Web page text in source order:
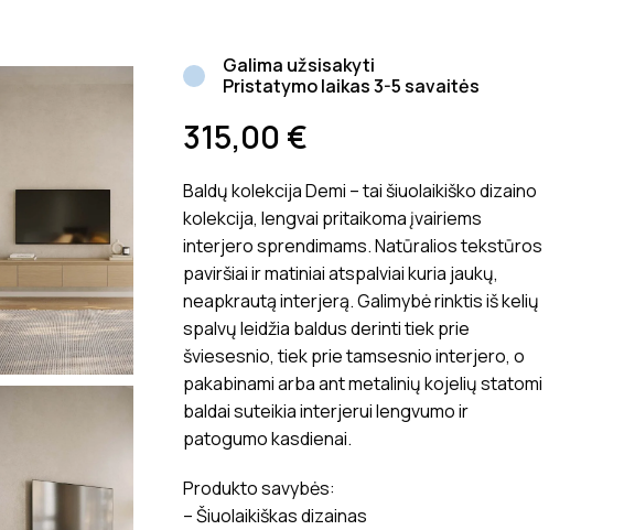
Galima užsisakyti
Pristatymo laikas 3-5 savaitės
315,00 €
Baldų kolekcija Demi – tai šiuolaikiško dizaino
kolekcija, lengvai pritaikoma įvairiems
interjero sprendimams. Natūralios tekstūros
paviršiai ir matiniai atspalviai kuria jaukų,
neapkrautą interjerą. Galimybė rinktis iš kelių
spalvų leidžia baldus derinti tiek prie
šviesesnio, tiek prie tamsesnio interjero, o
pakabinami arba ant metalinių kojelių statomi
baldai suteikia interjerui lengvumo ir
patogumo kasdienai.
Produkto savybės:
– Šiuolaikiškas dizainas